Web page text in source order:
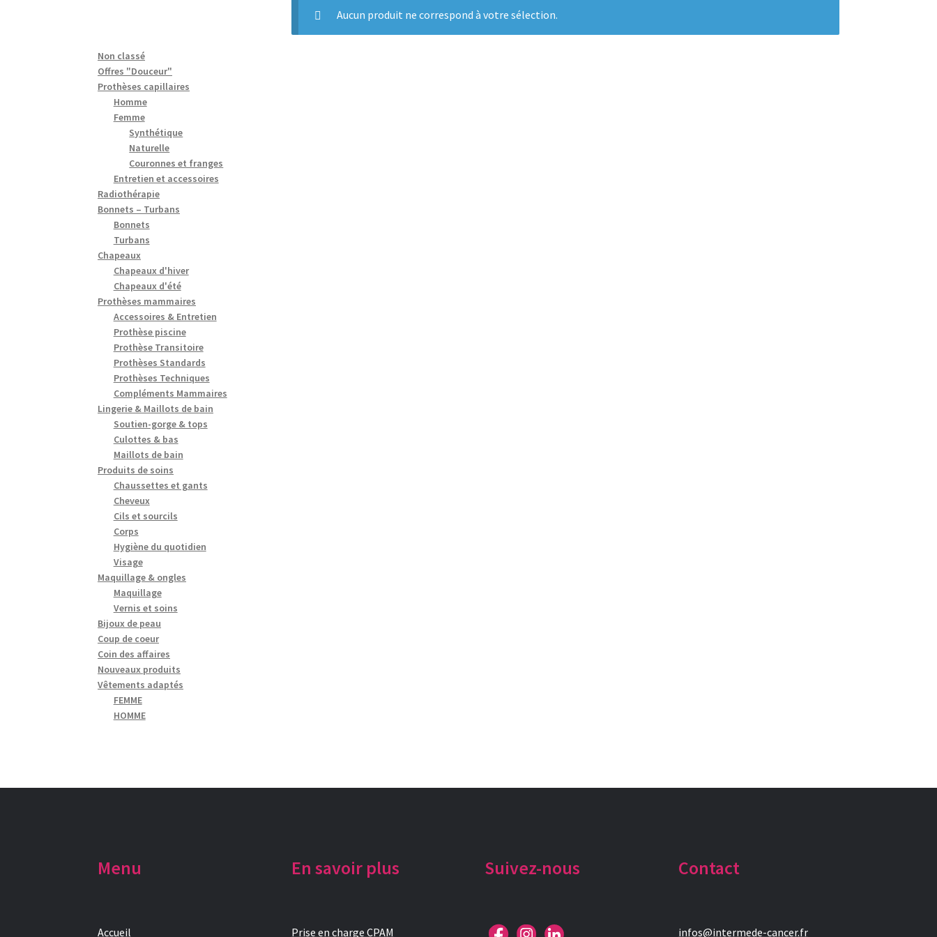
Aucun produit ne correspond à votre sélection.
Non classé
Offres "Douceur"
Prothèses capillaires
Homme
Femme
Synthétique
Naturelle
Couronnes et franges
Entretien et accessoires
Radiothérapie
Bonnets – Turbans
Bonnets
Turbans
Chapeaux
Chapeaux d'hiver
Chapeaux d'été
Prothèses mammaires
Accessoires & Entretien
Prothèse piscine
Prothèse Transitoire
Prothèses Standards
Prothèses Techniques
Compléments Mammaires
Lingerie & Maillots de bain
Soutien-gorge & tops
Culottes & bas
Maillots de bain
Produits de soins
Chaussettes et gants
Cheveux
Cils et sourcils
Corps
Hygiène du quotidien
Visage
Maquillage & ongles
Maquillage
Vernis et soins
Bijoux de peau
Coup de coeur
Coin des affaires
Nouveaux produits
Vêtements adaptés
FEMME
HOMME
Menu
Accueil
En savoir plus
Prise en charge CPAM
Suivez-nous Contact
infos@intermede-cancer.fr